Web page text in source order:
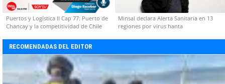
Puertos y Logística II Cap 77: Puerto de
Chancay y la competitividad de Chile
Minsal declara Alerta Sanitaria en 13
regiones por virus hanta
RECOMENDADAS DEL EDITOR